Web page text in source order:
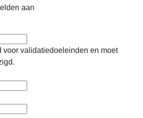
aan
voor validatiedoeleinden en moet